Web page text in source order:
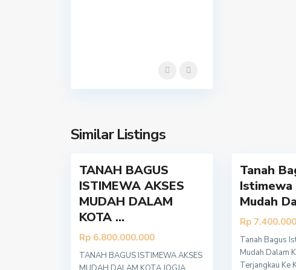
Similar Listings
t
a
TANAH BAGUS
ISTIMEWA AKSES
MUDAH DALAM
KOTA ...
Rp 6.800.000.000
TANAH BAGUS ISTIMEWA AKSES
Tanah
Istimewa
Mudah
Rp 7.400.000
Tanah Bagus
Mudah Dalam
Terjangkau Ke
Kontak